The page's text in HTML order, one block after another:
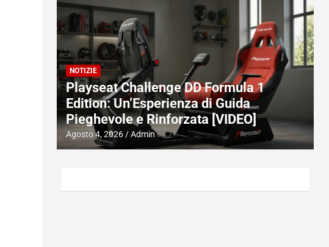
NOTIZIE
Playseat Challenge DD Formula 1
Edition: Un’Esperienza di Guida
Pieghevole e Rinforzata [VIDEO]
Agosto 4, 2026 Admin